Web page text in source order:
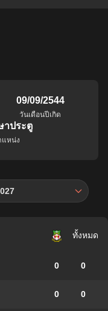
09/09/2544
วันเดือนปีเกิด
าประตู
แหน่ง
ทั้งหมด
0 0
0 0